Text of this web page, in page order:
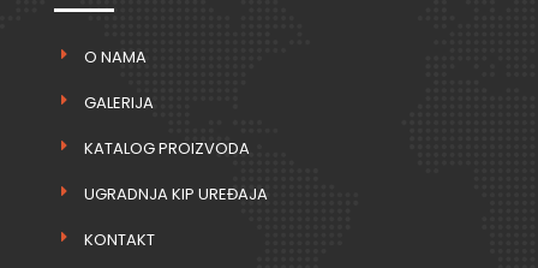
O NAMA
GALERIJA
KATALOG PROIZVODA
UGRADNJA KIP UREĐAJA
KONTAKT